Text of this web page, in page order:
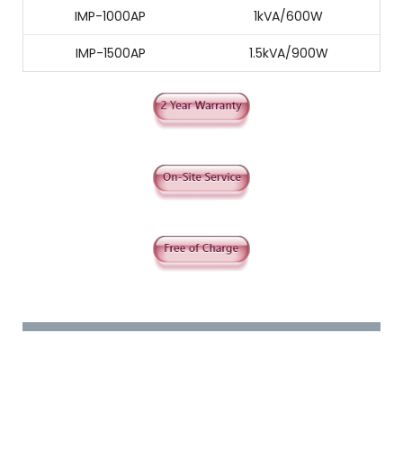
IMP-1000AP 1kVA/600W
IMP-1500AP 1.5kVA/900W